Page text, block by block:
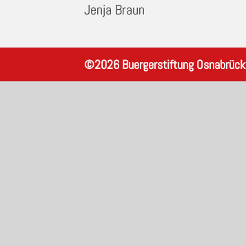
Jenja Braun
©2026 Buergerstiftung Osnabrück